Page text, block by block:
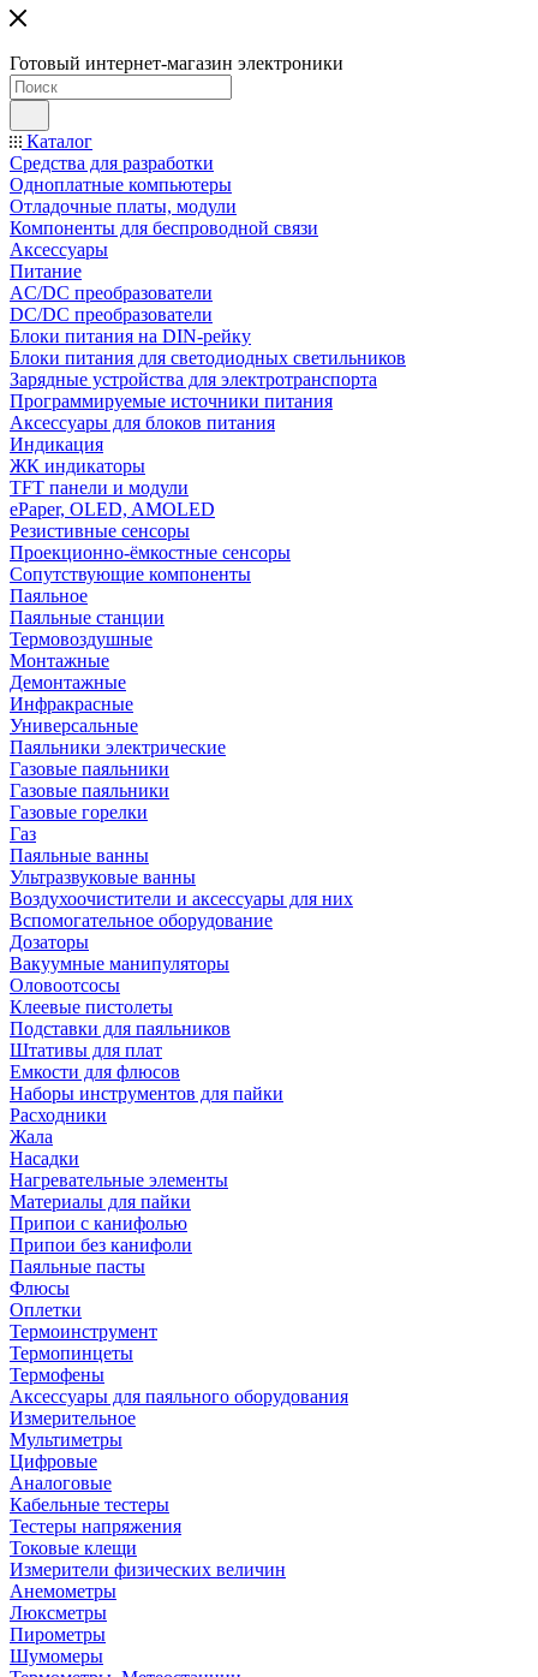
Готовый интернет-магазин электроники
Каталог
Средства для разработки
Одноплатные компьютеры
Отладочные платы, модули
Компоненты для беспроводной связи
Аксессуары
Питание
AC/DC преобразователи
DC/DC преобразователи
Блоки питания на DIN-рейку
Блоки питания для светодиодных светильников
Зарядные устройства для электротранспорта
Программируемые источники питания
Аксессуары для блоков питания
Индикация
ЖК индикаторы
TFT панели и модули
ePaper, OLED, AMOLED
Резистивные сенсоры
Проекционно-ёмкостные сенсоры
Сопутствующие компоненты
Паяльное
Паяльные станции
Термовоздушные
Монтажные
Демонтажные
Инфракрасные
Универсальные
Паяльники электрические
Газовые паяльники
Газовые паяльники
Газовые горелки
Газ
Паяльные ванны
Ультразвуковые ванны
Воздухоочистители и аксессуары для них
Вспомогательное оборудование
Дозаторы
Вакуумные манипуляторы
Оловоотсосы
Клеевые пистолеты
Подставки для паяльников
Штативы для плат
Емкости для флюсов
Наборы инструментов для пайки
Расходники
Жала
Насадки
Нагревательные элементы
Материалы для пайки
Припои с канифолью
Припои без канифоли
Паяльные пасты
Флюсы
Оплетки
Термоинструмент
Термопинцеты
Термофены
Аксессуары для паяльного оборудования
Измерительное
Мультиметры
Цифровые
Аналоговые
Кабельные тестеры
Тестеры напряжения
Токовые клещи
Измерители физических величин
Анемометры
Люксметры
Пирометры
Шумомеры